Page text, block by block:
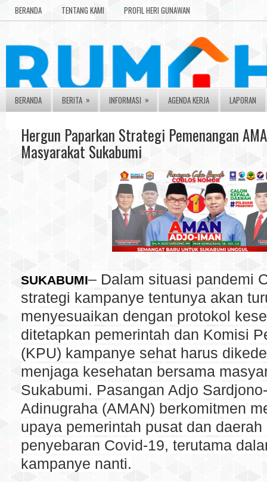
BERANDA TENTANG KAMI PROFIL HERI GUNAWAN
BERANDA BERITA » INFORMASI » AGENDA KERJA LAPORAN
Hergun Paparkan Strategi Pemenangan
Masyarakat Sukabumi
SUKABUMI– Dalam situasi pandemi
strategi kampanye tentunya akan
menyesuaikan dengan protokol
ditetapkan pemerintah dan Komisi
(KPU) kampanye sehat harus
menjaga kesehatan bersama
Sukabumi. Pasangan Adjo
Adinugraha (AMAN) berkomitmen
upaya pemerintah pusat dan daerah
penyebaran Covid-19, terutama
kampanye nanti.